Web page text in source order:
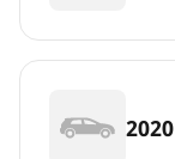
2020